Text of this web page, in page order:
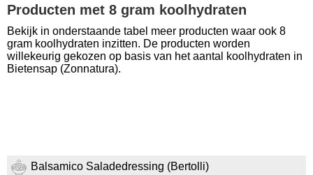
Producten met 8 gram koolhydraten
Bekijk in onderstaande tabel meer producten waar ook 8
gram koolhydraten inzitten. De producten worden
willekeurig gekozen op basis van het aantal koolhydraten in
Bietensap (Zonnatura).
Balsamico Saladedressing (Bertolli)